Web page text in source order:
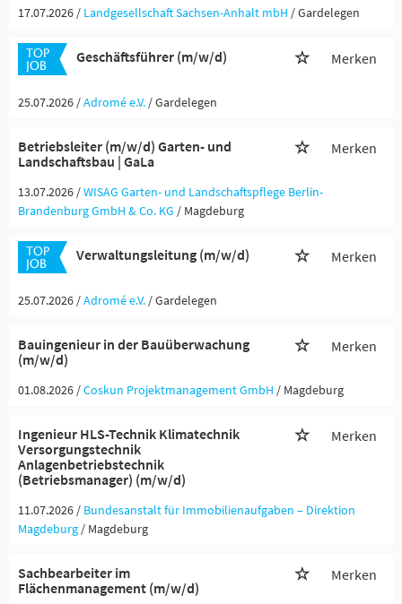
17.07.2026 / Landgesellschaft Sachsen-Anhalt mbH / Gardelegen
Geschäftsführer (m/w/d) Merken
25.07.2026 /Adromé e.V. / Gardelegen
Betriebsleiter (m/w/d) Garten- und
Landschaftsbau | GaLa
Merken
13.07.2026 /WISAG Garten- und Landschaftspflege Berlin-
Brandenburg GmbH & Co. KG / Magdeburg
Verwaltungsleitung (m/w/d) Merken
25.07.2026 /Adromé e.V. / Gardelegen
Bauingenieur in der Bauüberwachung
(m/w/d)
Merken
01.08.2026 /Coskun Projektmanagement GmbH / Magdeburg
Ingenieur HLS-Technik Klimatechnik
Versorgungstechnik
Anlagenbetriebstechnik
(Betriebsmanager) (m/w/d)
Merken
11.07.2026 / Bundesanstalt für Immobilienaufgaben – Direktion
Magdeburg / Magdeburg
Sachbearbeiter im
Flächenmanagement (m/w/d)
Merken